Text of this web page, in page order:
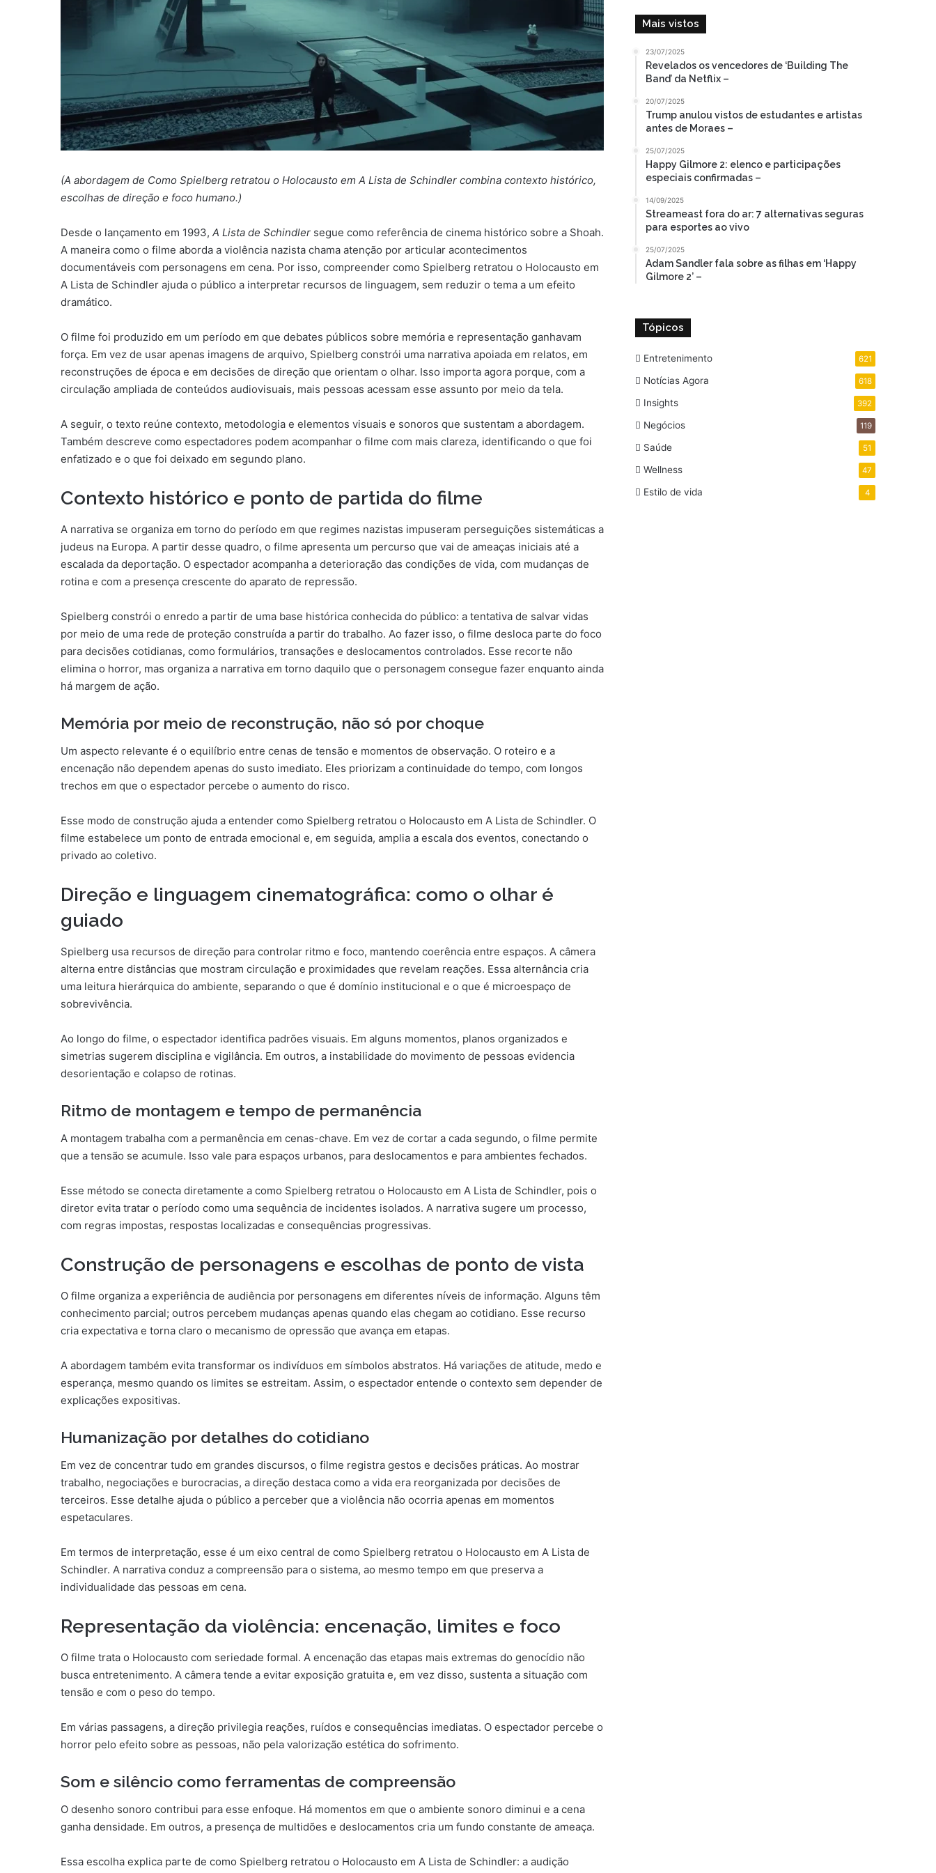
(A abordagem de Como Spielberg retratou o Holocausto em A Lista de Schindler combina contexto histórico,
escolhas de direção e foco humano.)
Desde o lançamento em 1993, A Lista de Schindler segue como referência de cinema histórico sobre a Shoah.
A maneira como o filme aborda a violência nazista chama atenção por articular acontecimentos
documentáveis com personagens em cena. Por isso, compreender como Spielberg retratou o Holocausto em
A Lista de Schindler ajuda o público a interpretar recursos de linguagem, sem reduzir o tema a um efeito
dramático.
O filme foi produzido em um período em que debates públicos sobre memória e representação ganhavam
força. Em vez de usar apenas imagens de arquivo, Spielberg constrói uma narrativa apoiada em relatos, em
reconstruções de época e em decisões de direção que orientam o olhar. Isso importa agora porque, com a
circulação ampliada de conteúdos audiovisuais, mais pessoas acessam esse assunto por meio da tela.
A seguir, o texto reúne contexto, metodologia e elementos visuais e sonoros que sustentam a abordagem.
Também descreve como espectadores podem acompanhar o filme com mais clareza, identificando o que foi
enfatizado e o que foi deixado em segundo plano.
Contexto histórico e ponto de partida do filme
A narrativa se organiza em torno do período em que regimes nazistas impuseram perseguições sistemáticas a
judeus na Europa. A partir desse quadro, o filme apresenta um percurso que vai de ameaças iniciais até a
escalada da deportação. O espectador acompanha a deterioração das condições de vida, com mudanças de
rotina e com a presença crescente do aparato de repressão.
Spielberg constrói o enredo a partir de uma base histórica conhecida do público: a tentativa de salvar vidas
por meio de uma rede de proteção construída a partir do trabalho. Ao fazer isso, o filme desloca parte do foco
para decisões cotidianas, como formulários, transações e deslocamentos controlados. Esse recorte não
elimina o horror, mas organiza a narrativa em torno daquilo que o personagem consegue fazer enquanto ainda
há margem de ação.
Memória por meio de reconstrução, não só por choque
Um aspecto relevante é o equilíbrio entre cenas de tensão e momentos de observação. O roteiro e a
encenação não dependem apenas do susto imediato. Eles priorizam a continuidade do tempo, com longos
trechos em que o espectador percebe o aumento do risco.
Esse modo de construção ajuda a entender como Spielberg retratou o Holocausto em A Lista de Schindler. O
filme estabelece um ponto de entrada emocional e, em seguida, amplia a escala dos eventos, conectando o
privado ao coletivo.
Direção e linguagem cinematográfica: como o olhar é
guiado
Spielberg usa recursos de direção para controlar ritmo e foco, mantendo coerência entre espaços. A câmera
alterna entre distâncias que mostram circulação e proximidades que revelam reações. Essa alternância cria
uma leitura hierárquica do ambiente, separando o que é domínio institucional e o que é microespaço de
sobrevivência.
Ao longo do filme, o espectador identifica padrões visuais. Em alguns momentos, planos organizados e
simetrias sugerem disciplina e vigilância. Em outros, a instabilidade do movimento de pessoas evidencia
desorientação e colapso de rotinas.
Ritmo de montagem e tempo de permanência
A montagem trabalha com a permanência em cenas-chave. Em vez de cortar a cada segundo, o filme permite
que a tensão se acumule. Isso vale para espaços urbanos, para deslocamentos e para ambientes fechados.
Esse método se conecta diretamente a como Spielberg retratou o Holocausto em A Lista de Schindler, pois o
diretor evita tratar o período como uma sequência de incidentes isolados. A narrativa sugere um processo,
com regras impostas, respostas localizadas e consequências progressivas.
Construção de personagens e escolhas de ponto de vista
O filme organiza a experiência de audiência por personagens em diferentes níveis de informação. Alguns têm
conhecimento parcial; outros percebem mudanças apenas quando elas chegam ao cotidiano. Esse recurso
cria expectativa e torna claro o mecanismo de opressão que avança em etapas.
A abordagem também evita transformar os indivíduos em símbolos abstratos. Há variações de atitude, medo e
esperança, mesmo quando os limites se estreitam. Assim, o espectador entende o contexto sem depender de
explicações expositivas.
Humanização por detalhes do cotidiano
Em vez de concentrar tudo em grandes discursos, o filme registra gestos e decisões práticas. Ao mostrar
trabalho, negociações e burocracias, a direção destaca como a vida era reorganizada por decisões de
terceiros. Esse detalhe ajuda o público a perceber que a violência não ocorria apenas em momentos
espetaculares.
Em termos de interpretação, esse é um eixo central de como Spielberg retratou o Holocausto em A Lista de
Schindler. A narrativa conduz a compreensão para o sistema, ao mesmo tempo em que preserva a
individualidade das pessoas em cena.
Representação da violência: encenação, limites e foco
O filme trata o Holocausto com seriedade formal. A encenação das etapas mais extremas do genocídio não
busca entretenimento. A câmera tende a evitar exposição gratuita e, em vez disso, sustenta a situação com
tensão e com o peso do tempo.
Em várias passagens, a direção privilegia reações, ruídos e consequências imediatas. O espectador percebe o
horror pelo efeito sobre as pessoas, não pela valorização estética do sofrimento.
Som e silêncio como ferramentas de compreensão
O desenho sonoro contribui para esse enfoque. Há momentos em que o ambiente sonoro diminui e a cena
ganha densidade. Em outros, a presença de multidões e deslocamentos cria um fundo constante de ameaça.
Essa escolha explica parte de como Spielberg retratou o Holocausto em A Lista de Schindler: a audição
Mais vistos
23/07/2025
Revelados os vencedores de ‘Building The
Band’ da Netflix –
20/07/2025
Trump anulou vistos de estudantes e artistas
antes de Moraes –
25/07/2025
Happy Gilmore 2: elenco e participações
especiais confirmadas –
14/09/2025
Streameast fora do ar: 7 alternativas seguras
para esportes ao vivo
25/07/2025
Adam Sandler fala sobre as filhas em ‘Happy
Gilmore 2’ –
Tópicos
Entretenimento 621
Notícias Agora 618
Insights 392
Negócios 119
Saúde 51
Wellness 47
Estilo de vida 4